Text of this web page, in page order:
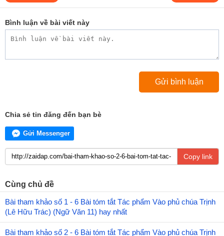
Bình luận về bài viết này
Chia sẻ tin đăng đến bạn bè
Gửi Messenger
Copy link
Cùng chủ đề
Bài tham khảo số 1 - 6 Bài tóm tắt Tác phẩm Vào phủ chúa Trịnh
(Lê Hữu Trác) (Ngữ Văn 11) hay nhất
Bài tham khảo số 2 - 6 Bài tóm tắt Tác phẩm Vào phủ chúa Trịnh